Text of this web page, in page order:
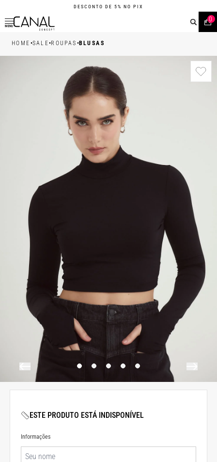
DESCONTO DE 5% NO PIX
MENU
0
HOME •SALE•ROUPAS •BLUSAS
ESTE PRODUTO ESTÁ INDISPONÍVEL
Informações